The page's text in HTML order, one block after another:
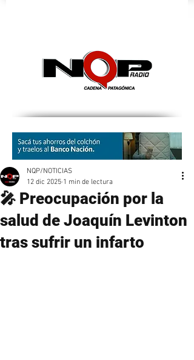
🎤 Preocupación por la
salud de Joaquín Levinton
tras sufrir un infarto
NQP/NOTICIAS
12 dic 2025 1 min de lectura